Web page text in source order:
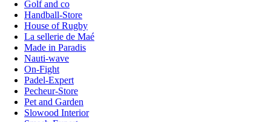
Golf and co
Handball-Store
House of Rugby
La sellerie de Maé
Made in Paradis
Nauti-wave
On-Fight
Padel-Expert
Pecheur-Store
Pet and Garden
Slowood Interior